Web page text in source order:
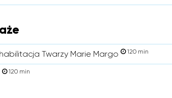
Twarzy Marie Margo 120 min
120 min